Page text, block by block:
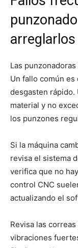
arreglarlos
Las
Un fallo común
desgasten rápido.
material y no
los punzones
Si la máquina
revisa el sistema
verifica que no
control CNC
actualizando el
Revisa las
vibraciones